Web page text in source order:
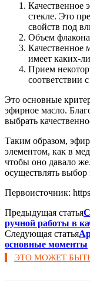
Качественное
стекле. Это
свойств под
Объем
Качественное
имеет каких-
Прием
соответствии
Это основные
эфирное масло.
выбрать
Таким образом,
элементом, как в
чтобы оно давало
осуществлять выбор
Первоисточник:
Предыдущая статья
ручной работы в
Следующая статья
основные моменты
ЭТО МОЖЕТ